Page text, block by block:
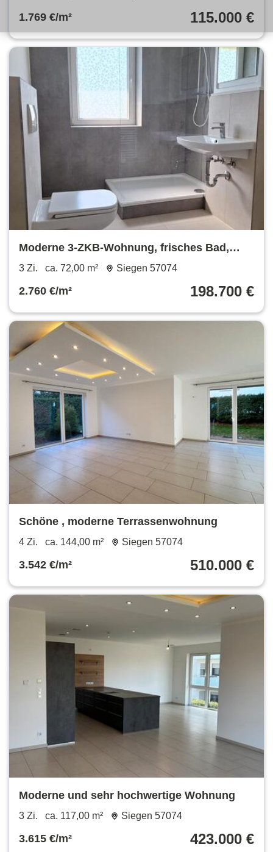
1.769 €/m² 115.000 €
Moderne 3-ZKB-Wohnung, frisches Bad,
ruhige, zentrale Lage Siegen
3 Zi. ca. 72,00 m² Siegen 57074
2.760 €/m² 198.700 €
Schöne , moderne Terrassenwohnung
4 Zi. ca. 144,00 m² Siegen 57074
3.542 €/m² 510.000 €
Moderne und sehr hochwertige Wohnung
3 Zi. ca. 117,00 m² Siegen 57074
3.615 €/m² 423.000 €